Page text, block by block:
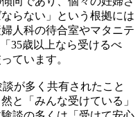
らない」という根拠には
人科の待合室やマタニテ
35歳以上なら受けるべ
ています。
が多く共有されたこと
と「みんな受けている」